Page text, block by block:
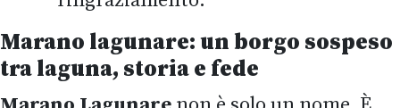
Marano lagunare: un borgo sospeso
tra laguna, storia e fede